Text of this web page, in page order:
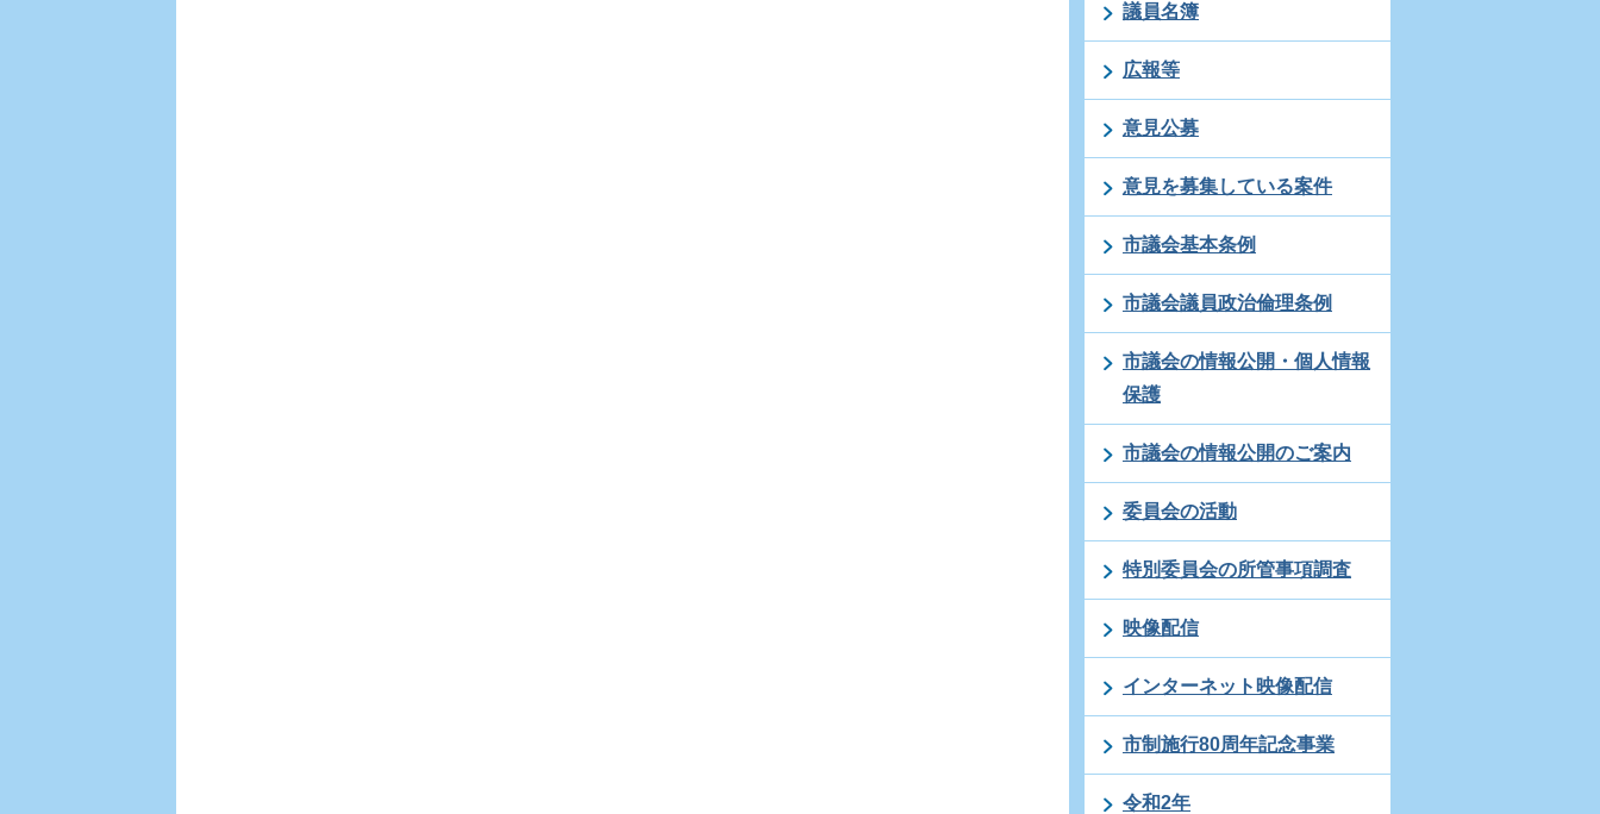
議員名簿
広報等
意見公募
意見を募集している案件
市議会基本条例
市議会議員政治倫理条例
市議会の情報公開・個人情報
保護
市議会の情報公開のご案内
委員会の活動
特別委員会の所管事項調査
映像配信
インターネット映像配信
市制施行80周年記念事業
令和2年